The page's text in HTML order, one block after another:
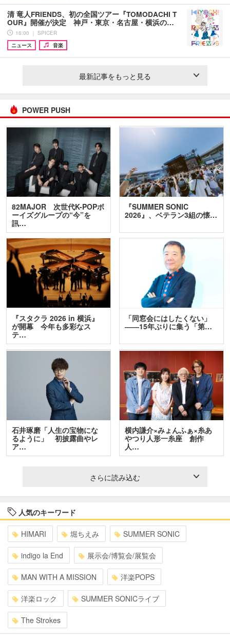
清 竜人FRIENDS、初の全国ツアー『TOMODACHI T
OUR』開催が決定 神戸・東京・名古屋・横浜の…
16:00 ｜ SPICER
ニュース
音楽
最新記事をもっと見る
POWER PUSH
82MAJOR 次世代K-POPボ
ーイズグループの“今”を
訊…
『SUMMER SONIC
2026』、ベテラン3組の懐…
『スタクラ 2026 in 横浜』
が開幕 今年も多彩なス
テ…
「同窓会にはしたくない」
――15年ぶりに集う「第…
石井琢磨「人生の宝物にな
るように」 初披露曲やレ
ア…
横内謙介×みょんふぁ×糸あ
やつり人形一糸座 創作
人…
さらに読み込む
人気のキーワード
HIMARI 堀ちえみ SUMMER SONIC
indigo la End 展示会/博覧会/展覧会
MAN WITH A MISSION 洋楽POPS
洋楽ロック SUMMER SONICライブ
The Strokes